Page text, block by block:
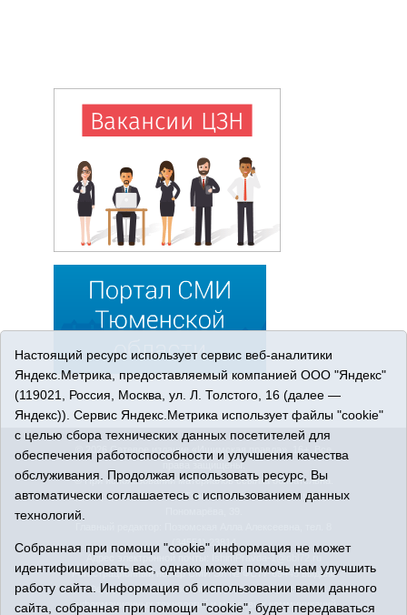
© 2026 Сетевое издание «Ишимская правда». 16+. Все
права защищены.
© При использовании материалов ссылка обязательна.
Адрес редакции: 627750 Тюменская область, г. Ишим, ул.
(34551) 23814
Адрес электронной почты:
IshimPravda-1@obl72.ru
Регистрационный номер СМИ Эл № ФС77-69445 выдано
Федеральной службой по надзору в сфере связи,
информационных технологий и массовых коммуникаций
Настоящий ресурс использует сервис веб-аналитики
Яндекс.Метрика, предоставляемый компанией ООО "Яндекс"
(119021, Россия, Москва, ул. Л. Толстого, 16 (далее —
Яндекс)). Сервис Яндекс.Метрика использует файлы "cookie"
с целью сбора технических данных посетителей для
обеспечения работоспособности и улучшения качества
обслуживания. Продолжая использовать ресурс, Вы
автоматически соглашаетесь с использованием данных
технологий.
Собранная при помощи "cookie" информация не может
идентифицировать вас, однако может помочь нам улучшить
работу сайта. Информация об использовании вами данного
сайта, собранная при помощи "cookie", будет передаваться